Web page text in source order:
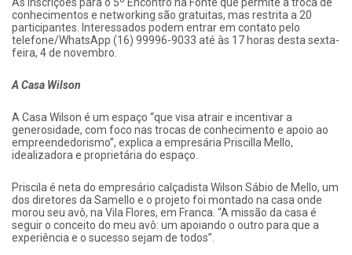
conhecimentos e networking são gratuitas, mas restrita a 20
participantes. Interessados podem entrar em contato pelo
telefone/WhatsApp (16) 99996-9033 até às 17 horas desta sexta-
feira, 4 de novembro.
A Casa Wilson
A Casa Wilson é um espaço “que visa atrair e incentivar a
generosidade, com foco nas trocas de conhecimento e apoio ao
empreendedorismo”, explica a empresária Priscilla Mello,
idealizadora e proprietária do espaço.
Priscila é neta do empresário calçadista Wilson Sábio de Mello, um
dos diretores da Samello e o projeto foi montado na casa onde
morou seu avô, na Vila Flores, em Franca. “A missão da casa é
seguir o conceito do meu avô: um apoiando o outro para que a
experiência e o sucesso sejam de todos”.